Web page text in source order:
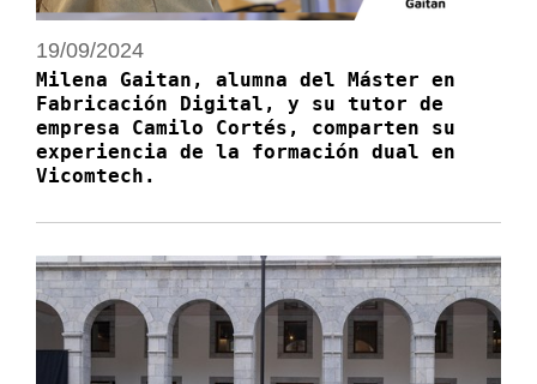
19/09/2024
Milena Gaitan, alumna del Máster en
Fabricación Digital, y su tutor de
empresa Camilo Cortés, comparten su
experiencia de la formación dual en
Vicomtech.